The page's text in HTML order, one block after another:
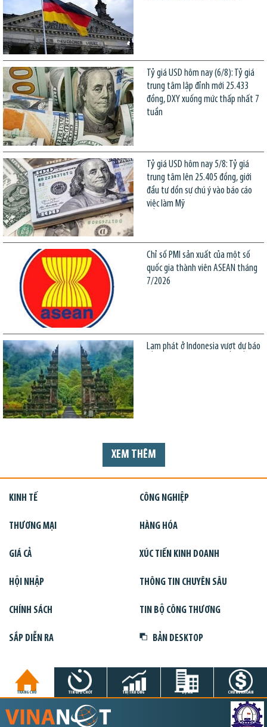
Tỷ giá USD hôm nay (6/8): Tỷ giá
trung tâm lập đỉnh mới 25.433
đồng, DXY xuống mức thấp nhất 7
tuần
Tỷ giá USD hôm nay 5/8: Tỷ giá
trung tâm lên 25.405 đồng, giới
đầu tư dồn sự chú ý vào báo cáo
việc làm Mỹ
Chỉ số PMI sản xuất của một số
quốc gia thành viên ASEAN tháng
7/2026
Lạm phát ở Indonesia vượt dự báo
XEM THÊM
KINH TẾ CÔNG NGHIỆP
THƯƠNG MẠI HÀNG HÓA
GIÁ CẢ XÚC TIẾN KINH DOANH
HỘI NHẬP THÔNG TIN CHUYÊN SÂU
CHÍNH SÁCH TIN BỘ CÔNG THƯƠNG
SẮP DIỄN RA BẢN DESKTOP
TRANG CHỦ TIN GIỜ CHÓT THỊ TRƯỜNG DỰ ÁN CHỨNG KHOÁN